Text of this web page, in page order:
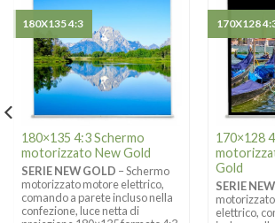
180×135 4:3 Schermo
motorizzato New Gold
SERIE NEW GOLD – Schermo
motorizzato motore elettrico,
comando a parete incluso nella
confezione, luce netta di
180X135 4:3
170×128
Gold
SERIE
elettrico,
170X128